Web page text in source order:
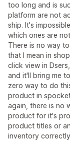
too long and is
platform are not
ship. It's
which ones are
There is no way
that I mean in
click view in
and it'll bring me
zero way to do
product in
again, there is no
product for it's
product titles or
inventory